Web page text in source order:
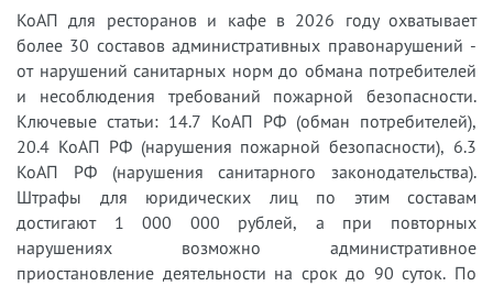
Ведение дел о банкротстве
Вопросы-ответы
Вебинары и семинары
Прямые эфиры
КоАП для ресторанов и кафе в 2026 году охватывает
более 30 составов административных правонарушений -
от нарушений санитарных норм до обмана потребителей
и несоблюдения требований пожарной безопасности.
Ключевые статьи: 14.7 КоАП РФ (обман потребителей),
20.4 КоАП РФ (нарушения пожарной безопасности), 6.3
КоАП РФ (нарушения санитарного законодательства).
Штрафы для юридических лиц по этим составам
достигают 1 000 000 рублей, а при повторных
нарушениях возможно административное
приостановление деятельности на срок до 90 суток. По